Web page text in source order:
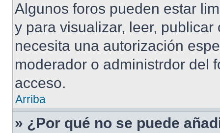
Algunos foros pueden estar
y para visualizar, leer,
necesita una autorización
moderador o administrdor del
acceso.
Arriba
» ¿Por qué no se puede